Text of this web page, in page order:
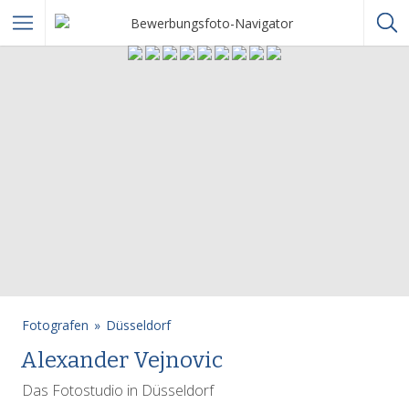
Fotografen Düsseldorf
Alexander Vejnovic
Das Fotostudio in Düsseldorf